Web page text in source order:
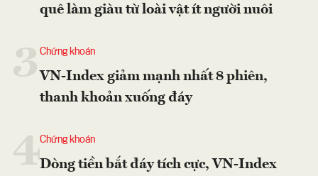
quê làm giàu từ loài vật ít người nuôi
Chứng khoán
VN-Index giảm mạnh nhất 8 phiên,
thanh khoản xuống đáy
4Chứng khoán
Dòng tiền bắt đáy tích cực, VN-Index